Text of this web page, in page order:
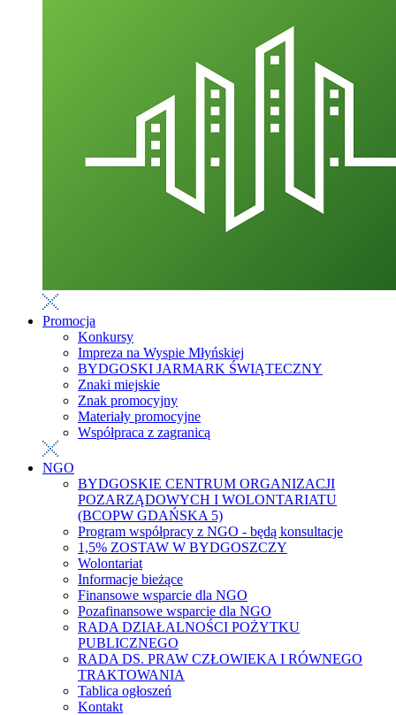
Promocja
Konkursy
Impreza na Wyspie Młyńskiej
BYDGOSKI JARMARK ŚWIĄTECZNY
Znaki miejskie
Znak promocyjny
Materiały promocyjne
Współpraca z zagranicą
NGO
BYDGOSKIE CENTRUM ORGANIZACJI
POZARZĄDOWYCH I WOLONTARIATU
(BCOPW GDAŃSKA 5)
Program współpracy z NGO - będą konsultacje
1,5% ZOSTAW W BYDGOSZCZY
Wolontariat
Informacje bieżące
Finansowe wsparcie dla NGO
Pozafinansowe wsparcie dla NGO
RADA DZIAŁALNOŚCI POŻYTKU
PUBLICZNEGO
RADA DS. PRAW CZŁOWIEKA I RÓWNEGO
TRAKTOWANIA
Tablica ogłoszeń
Kontakt